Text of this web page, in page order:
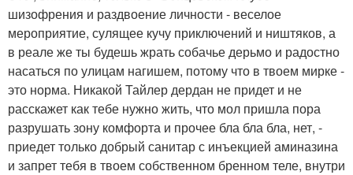
шизофрения и раздвоение личности - веселое
мероприятие, сулящее кучу приключений и ништяков, а
в реале же ты будешь жрать собачье дерьмо и радостно
насаться по улицам нагишем, потому что в твоем мирке -
это норма. Никакой Тайлер дердан не придет и не
расскажет как тебе нужно жить, что мол пришла пора
разрушать зону комфорта и прочее бла бла бла, нет, -
приедет только добрый санитар с инъекцией аминазина
и запрет тебя в твоем собственном бренном теле, внутри